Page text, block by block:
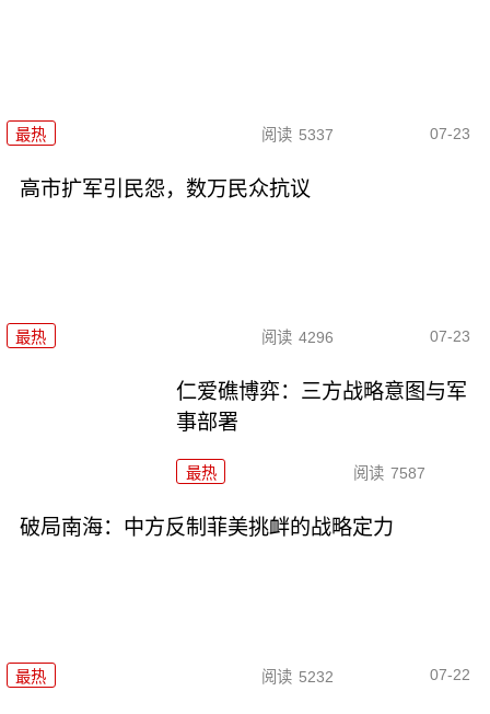
最热 阅读 5337 07-23
高市扩军引民怨，数万民众抗议
最热 阅读 4296 07-23
仁爱礁博弈：三方战略意图与军
事部署
最热 阅读 7587
破局南海：中方反制菲美挑衅的战略定力
最热 阅读 5232 07-22